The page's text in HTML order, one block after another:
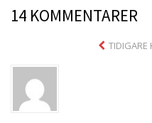
14 KOMMENTARER
Comment
navigation
TIDIGARE